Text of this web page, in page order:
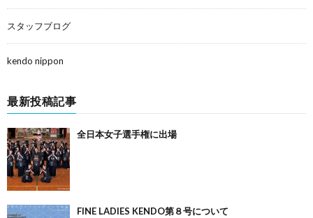
スタッフブログ
kendo nippon
最新投稿記事
全日本女子選手権に出場
FINE LADIES KENDO第８号について